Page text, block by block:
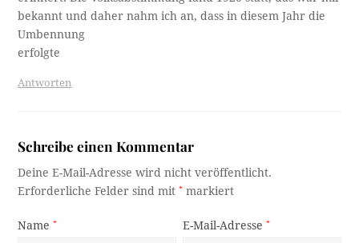
bekannt und daher nahm ich an, dass in diesem Jahr die
Umbennung
erfolgte
Antworten
Schreibe einen Kommentar
Deine E-Mail-Adresse wird nicht veröffentlicht.
Erforderliche Felder sind mit* markiert
Name* E-Mail-Adresse*